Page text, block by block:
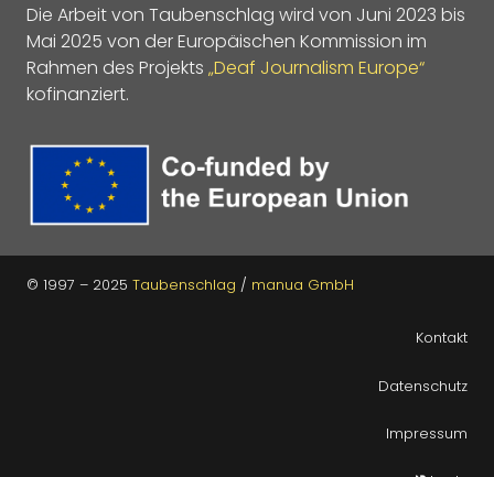
Die Arbeit von Taubenschlag wird von Juni 2023 bis
Mai 2025 von der Europäischen Kommission im
Rahmen des Projekts „Deaf Journalism Europe“
kofinanziert.
© 1997 – 2025 Taubenschlag / manua GmbH
Kontakt
Datenschutz
Impressum